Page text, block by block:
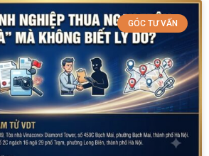
GÓC TƯ VẤN